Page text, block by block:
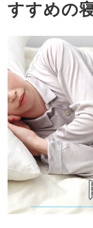
春柄物
売れ筋ラン
- Item
売れ筋ラン
- Item
すべてのメン
ズ
パジャマ
上着単品
ズボン単品
すすめの